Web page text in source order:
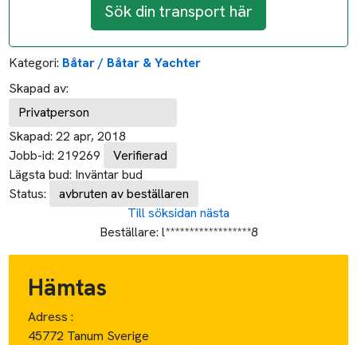
Sök din transport här
Kategori: Båtar / Båtar & Yachter
Skapad av:
Privatperson
Skapad: 22 apr, 2018
Jobb-id: 219269
Verifierad
Lägsta bud: Inväntar bud
Status:
avbruten av beställaren
Till söksidan nästa
Beställare: l******************8
Hämtas
Adress :
45772 Tanum Sverige